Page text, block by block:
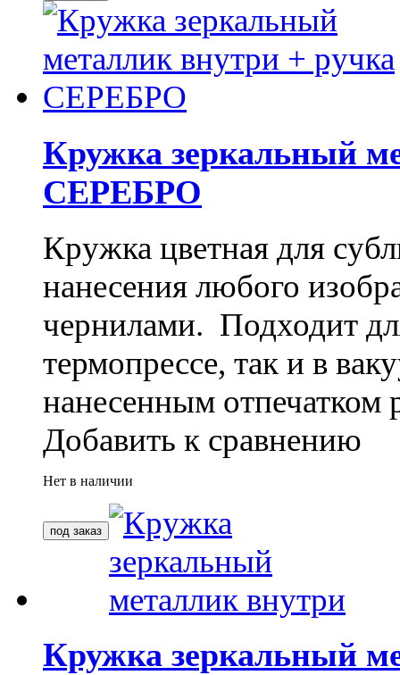
Кружка зеркальный
СЕРЕБРО
Кружка цветная для
нанесения любого
чернилами. Подходит
термопрессе, так и в
нанесенным
Добавить к сравнению
Нет в наличии
Кружка зеркальный